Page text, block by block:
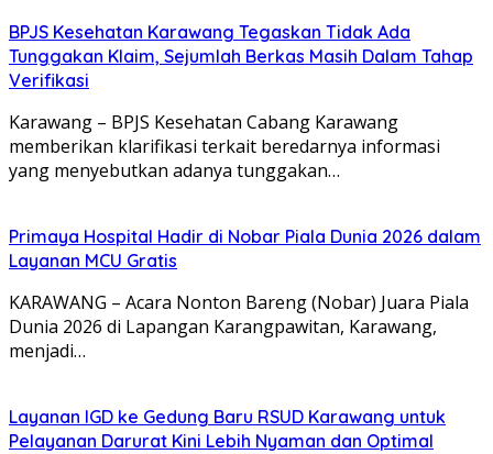
BPJS Kesehatan Karawang Tegaskan Tidak Ada
Tunggakan Klaim, Sejumlah Berkas Masih Dalam Tahap
Verifikasi
Karawang – BPJS Kesehatan Cabang Karawang
memberikan klarifikasi terkait beredarnya informasi
yang menyebutkan adanya tunggakan…
Primaya Hospital Hadir di Nobar Piala Dunia 2026 dalam
Layanan MCU Gratis
KARAWANG – Acara Nonton Bareng (Nobar) Juara Piala
Dunia 2026 di Lapangan Karangpawitan, Karawang,
menjadi…
Layanan IGD ke Gedung Baru RSUD Karawang untuk
Pelayanan Darurat Kini Lebih Nyaman dan Optimal